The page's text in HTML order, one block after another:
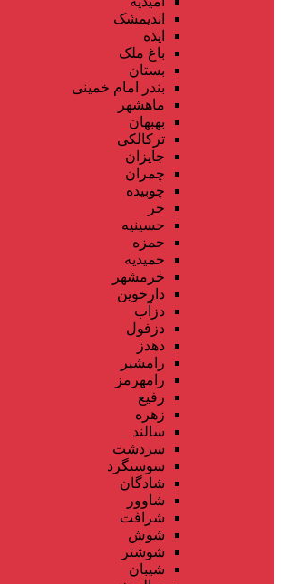
اندیمشک
ایذه
باغ ملک
بستان
بندر امام خمینی
ماهشهر
بهبهان
ترکالکی
جایزان
چمران
چوبیده
حر
حسینیه
حمزه
حمیدیه
خرمشهر
دارخوین
دزآب
دزفول
دهدز
رامشیر
رامهرمز
رفیع
زهره
سالند
سردشت
سوسنگرد
شادگان
شاوور
شرافت
شوش
شوشتر
شیبان